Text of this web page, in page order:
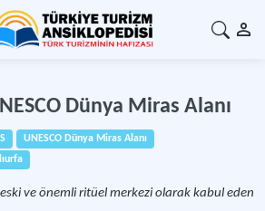
Dünya Miras Alanı
UNESCO Dünya Miras Alanı
ve önemli ritüel merkezi olarak kabul eden